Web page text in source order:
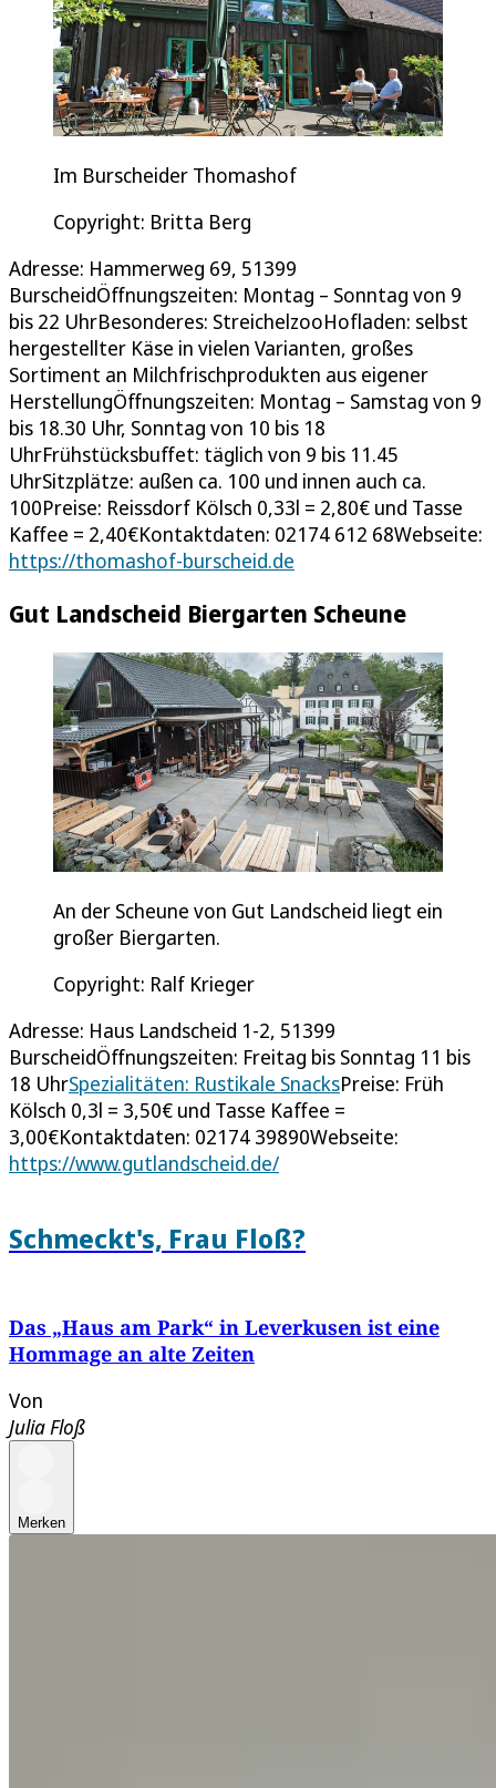
Im Burscheider Thomashof
Copyright: Britta Berg
Adresse: Hammerweg 69, 51399
BurscheidÖffnungszeiten: Montag – Sonntag von 9
bis 22 UhrBesonderes: StreichelzooHofladen: selbst
hergestellter Käse in vielen Varianten, großes
Sortiment an Milchfrischprodukten aus eigener
HerstellungÖffnungszeiten: Montag – Samstag von 9
bis 18.30 Uhr, Sonntag von 10 bis 18
UhrFrühstücksbuffet: täglich von 9 bis 11.45
UhrSitzplätze: außen ca. 100 und innen auch ca.
100Preise: Reissdorf Kölsch 0,33l = 2,80€ und Tasse
Kaffee = 2,40€Kontaktdaten: 02174 612 68Webseite:
https://thomashof-burscheid.de
Gut Landscheid Biergarten Scheune
An der Scheune von Gut Landscheid liegt ein
großer Biergarten.
Copyright: Ralf Krieger
Adresse: Haus Landscheid 1-2, 51399
BurscheidÖffnungszeiten: Freitag bis Sonntag 11 bis
18 UhrSpezialitäten: Rustikale SnacksPreise: Früh
Kölsch 0,3l = 3,50€ und Tasse Kaffee =
3,00€Kontaktdaten: 02174 39890Webseite:
https://www.gutlandscheid.de/
Schmeckt's, Frau Floß?
Das „Haus am Park“ in Leverkusen ist eine
Hommage an alte Zeiten
Von
Julia Floß
Merken